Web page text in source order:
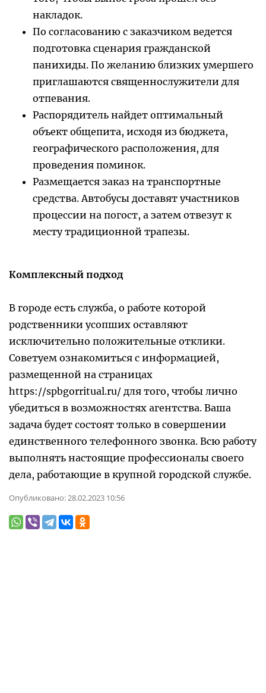
накладок.
По согласованию с заказчиком ведется
подготовка сценария гражданской
панихиды. По желанию близких умершего
приглашаются священнослужители для
отпевания.
Распорядитель найдет оптимальный
объект общепита, исходя из бюджета,
географического расположения, для
проведения поминок.
Размещается заказ на транспортные
средства. Автобусы доставят участников
процессии на погост, а затем отвезут к
месту традиционной трапезы.
Комплексный подход
В городе есть служба, о работе которой
родственники усопших оставляют
исключительно положительные отклики.
Советуем ознакомиться с информацией,
размещенной на страницах
https://spbgorritual.ru/ для того, чтобы лично
убедиться в возможностях агентства. Ваша
задача будет состоят только в совершении
единственного телефонного звонка. Всю работу
выполнять настоящие профессионалы своего
дела, работающие в крупной городской службе.
Опубликовано:28.02.2023 10:56